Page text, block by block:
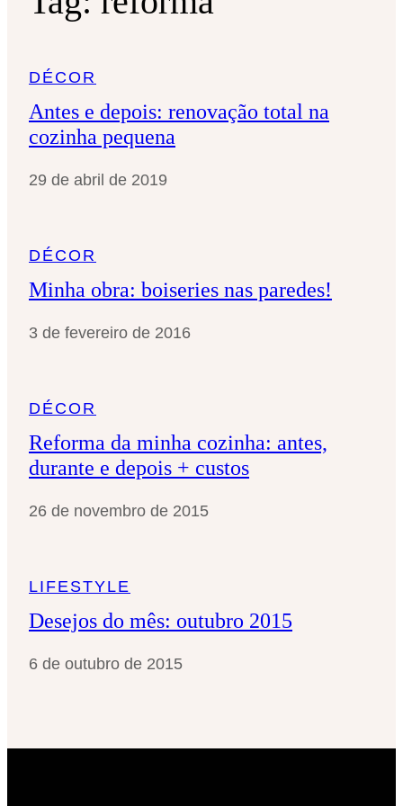
DÉCOR
Antes e depois: renovação total na
cozinha pequena
29 de abril de 2019
DÉCOR
Minha obra: boiseries nas paredes!
3 de fevereiro de 2016
DÉCOR
Reforma da minha cozinha: antes,
durante e depois + custos
26 de novembro de 2015
LIFESTYLE
Desejos do mês: outubro 2015
6 de outubro de 2015